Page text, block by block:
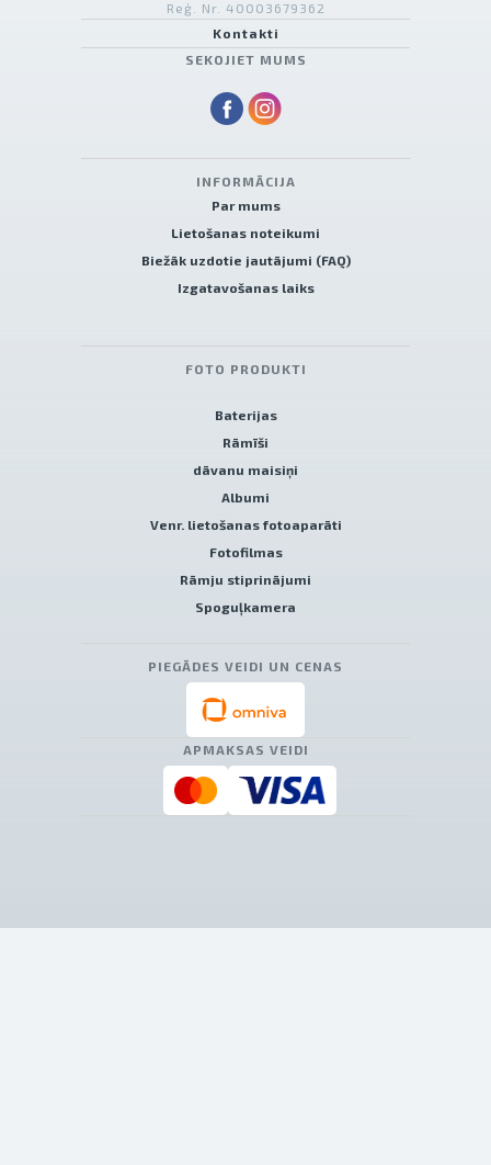
Reģ. Nr. 40003679362
Kontakti
SEKOJIET MUMS
INFORMĀCIJA
Par mums
Lietošanas noteikumi
Biežāk uzdotie jautājumi (FAQ)
Izgatavošanas laiks
FOTO PRODUKTI
Baterijas
Rāmīši
dāvanu maisiņi
Albumi
Venr. lietošanas fotoaparāti
Fotofilmas
Rāmju stiprinājumi
Spoguļkamera
PIEGĀDES VEIDI UN CENAS
APMAKSAS VEIDI